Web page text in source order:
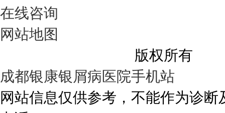
在线咨询
网站地图
版权所有
成都银康银屑病医院手机站
网站信息仅供参考，不能作为诊